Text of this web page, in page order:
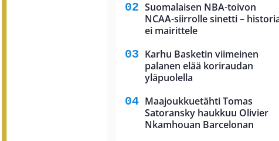
Suomalaisen NBA-toivon
NCAA-siirrolle sinetti –
ei mairittele
Karhu Basketin viimeinen
palanen elää koriraudan
yläpuolella
Maajoukkuetähti Tomas
Satoransky haukkuu Olivier
Nkamhouan Barcelonan